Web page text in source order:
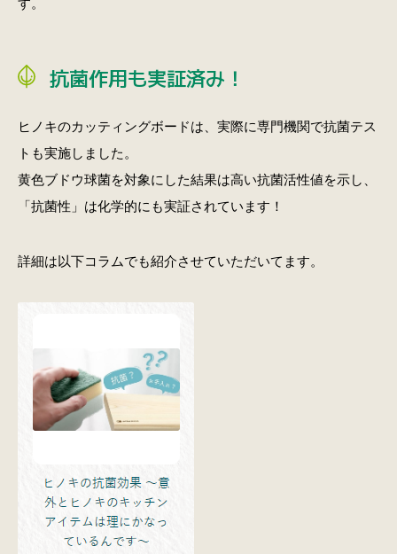
抗菌作用も実証済み！
ヒノキのカッティングボードは、実際に専門機関で抗菌テス
トも実施しました。
黄色ブドウ球菌を対象にした結果は高い抗菌活性値を示し、
「抗菌性」は化学的にも実証されています！
詳細は以下コラムでも紹介させていただいてます。